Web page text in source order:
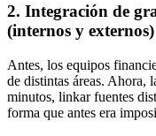
2. Integración de
(internos y externos)
Antes, los equipos
de distintas áreas. Ahora,
minutos, linkar fuentes
forma que antes era